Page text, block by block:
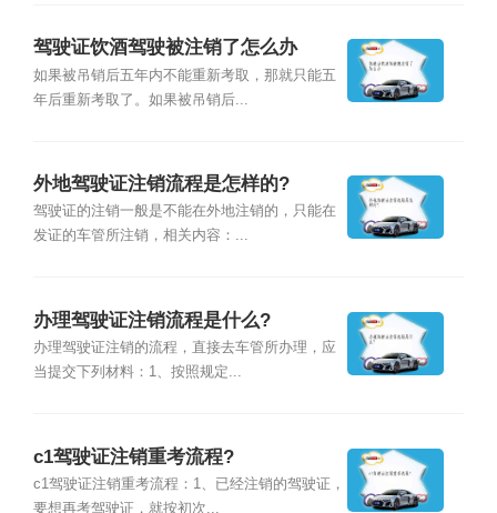
驾驶证饮酒驾驶被注销了怎么办
如果被吊销后五年内不能重新考取，那就只能五
年后重新考取了。如果被吊销后...
外地驾驶证注销流程是怎样的?
驾驶证的注销一般是不能在外地注销的，只能在
发证的车管所注销，相关内容：...
办理驾驶证注销流程是什么?
办理驾驶证注销的流程，直接去车管所办理，应
当提交下列材料：1、按照规定...
c1驾驶证注销重考流程?
c1驾驶证注销重考流程：1、已经注销的驾驶证，
要想再考驾驶证，就按初次...